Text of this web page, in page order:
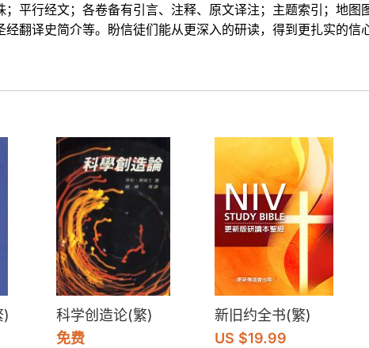
；平行经文；各卷备有引言、注释、原文译注；主题索引；地
翻译史简介等。盼信徒们能从更深入的研读，得到更扎实的信心
)
科学创造论(繁)
免费
新旧约全书(繁)
US $19.99